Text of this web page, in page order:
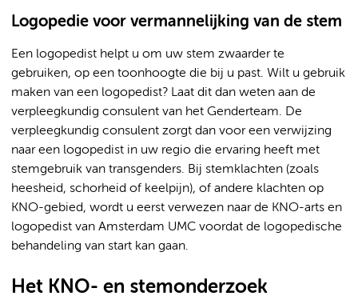
Logopedie voor vermannelijking van de stem
Een logopedist helpt u om uw stem zwaarder te
gebruiken, op een toonhoogte die bij u past. Wilt u gebruik
maken van een logopedist? Laat dit dan weten aan de
verpleegkundig consulent van het Genderteam. De
verpleegkundig consulent zorgt dan voor een verwijzing
naar een logopedist in uw regio die ervaring heeft met
stemgebruik van transgenders. Bij stemklachten (zoals
heesheid, schorheid of keelpijn), of andere klachten op
KNO-gebied, wordt u eerst verwezen naar de KNO-arts en
logopedist van Amsterdam UMC voordat de logopedische
behandeling van start kan gaan.
Het KNO- en stemonderzoek